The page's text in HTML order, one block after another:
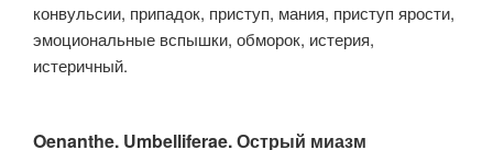
конвульсии, припадок, приступ, мания, приступ ярости,
эмоциональные вспышки, обморок, истерия,
истеричный.
Oenanthe. Umbelliferae. Острый миазм